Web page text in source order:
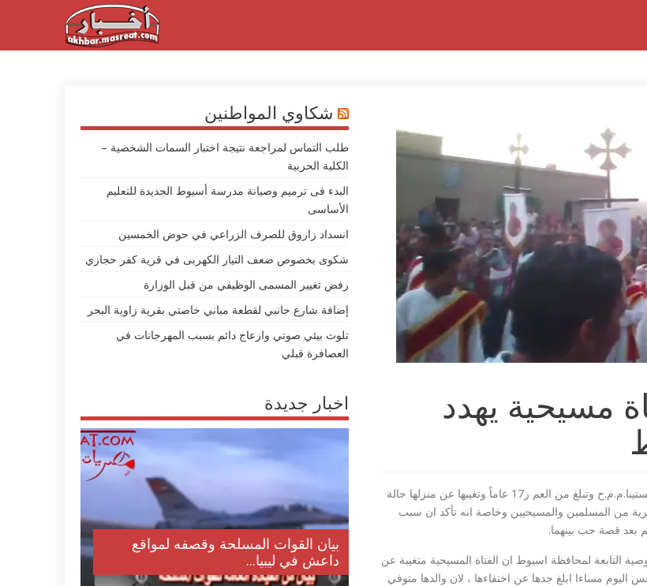
مسيحية يهدد
اثار اختفاء فتاة مسيحية تدعى كريستينا.م.م.ح وتبلغ من العم ر17 عاماً وتغيبها عن منزلها حالة
من المسلمين والمسيحيين وخاصة انه تأكد ان سبب
بعد قصة حب بينهما.
التابعة لمحافظة اسيوط ان الفتاة المسيحية متغيبة عن
، وفي نفس اليوم مساءا ابلغ جدها عن اختفاءها ، لان والدها متوفي
شكاوي المواطنين
طلب التماس لمراجعة نتيجة اختبار السمات الشخصية –
الكلية الحربية
البدء فى ترميم وصيانة مدرسة أسيوط الجديدة للتعليم
الأساسى
انسداد زاروق للصرف الزراعي في حوض الخمسين
شكوى بخصوص ضعف التيار الكهربى في قرية كفر حجازي
رفض تغيير المسمى الوظيفي من قبل الوزارة
إضافة شارع جانبي لقطعة مباني خاصتي بقرية زاوية البحر
تلوث بيئي صوتي وازعاج دائم بسبب المهرجانات في
العصافرة قبلي
اخبار جديدة
بيان القوات المسلحة وقصفه لمواقع
داعش في ليبيا...
مصري في ليبيا...